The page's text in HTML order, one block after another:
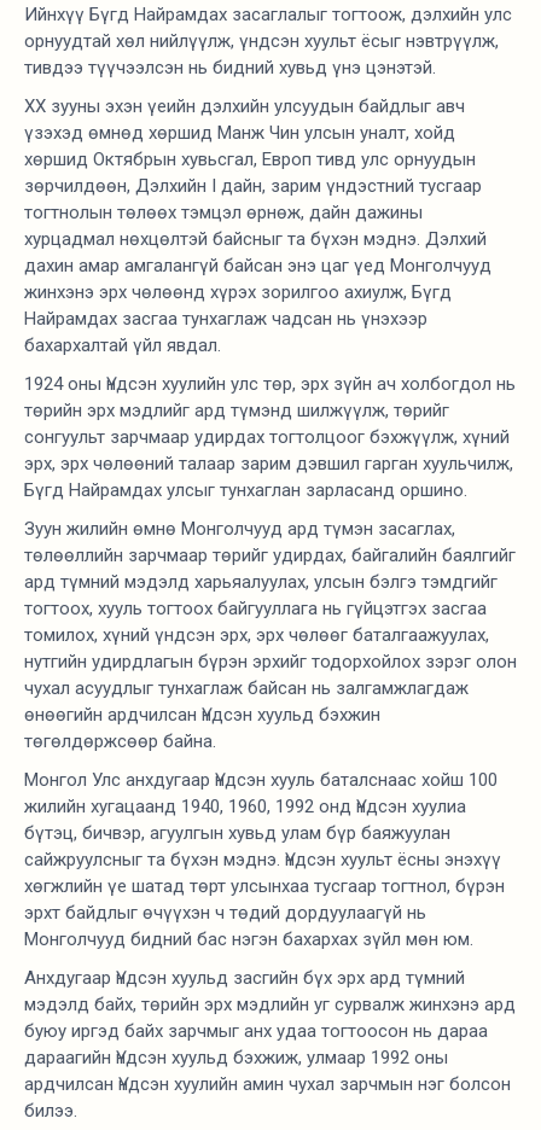
Ийнхүү Бүгд Найрамдах засаглалыг тогтоож, дэлхийн улс
орнуудтай хөл нийлүүлж, үндсэн хуульт ёсыг нэвтрүүлж,
тивдээ түүчээлсэн нь бидний хувьд үнэ цэнэтэй.
ХХ зууны эхэн үеийн дэлхийн улсуудын байдлыг авч
үзэхэд өмнөд хөршид Манж Чин улсын уналт, хойд
хөршид Октябрын хувьсгал, Европ тивд улс орнуудын
зөрчилдөөн, Дэлхийн I дайн, зарим үндэстний тусгаар
тогтнолын төлөөх тэмцэл өрнөж, дайн дажины
хурцадмал нөхцөлтэй байсныг та бүхэн мэднэ. Дэлхий
дахин амар амгалангүй байсан энэ цаг үед Монголчууд
жинхэнэ эрх чөлөөнд хүрэх зорилгоо ахиулж, Бүгд
Найрамдах засгаа тунхаглаж чадсан нь үнэхээр
бахархалтай үйл явдал.
1924 оны Үндсэн хуулийн улс төр, эрх зүйн ач холбогдол нь
төрийн эрх мэдлийг ард түмэнд шилжүүлж, төрийг
сонгуульт зарчмаар удирдах тогтолцоог бэхжүүлж, хүний
эрх, эрх чөлөөний талаар зарим дэвшил гарган хуульчилж,
Бүгд Найрамдах улсыг тунхаглан зарласанд оршино.
Зуун жилийн өмнө Монголчууд ард түмэн засаглах,
төлөөллийн зарчмаар төрийг удирдах, байгалийн баялгийг
ард түмний мэдэлд харьяалуулах, улсын бэлгэ тэмдгийг
тогтоох, хууль тогтоох байгууллага нь гүйцэтгэх засгаа
томилох, хүний үндсэн эрх, эрх чөлөөг баталгаажуулах,
нутгийн удирдлагын бүрэн эрхийг тодорхойлох зэрэг олон
чухал асуудлыг тунхаглаж байсан нь залгамжлагдаж
өнөөгийн ардчилсан Үндсэн хуульд бэхжин
төгөлдөржсөөр байна.
Монгол Улс анхдугаар Үндсэн хууль баталснаас хойш 100
жилийн хугацаанд 1940, 1960, 1992 онд Үндсэн хуулиа
бүтэц, бичвэр, агуулгын хувьд улам бүр баяжуулан
сайжруулсныг та бүхэн мэднэ. Үндсэн хуульт ёсны энэхүү
хөгжлийн үе шатад төрт улсынхаа тусгаар тогтнол, бүрэн
эрхт байдлыг өчүүхэн ч төдий дордуулаагүй нь
Монголчууд бидний бас нэгэн бахархах зүйл мөн юм.
Анхдугаар Үндсэн хуульд засгийн бүх эрх ард түмний
мэдэлд байх, төрийн эрх мэдлийн уг сурвалж жинхэнэ ард
буюу иргэд байх зарчмыг анх удаа тогтоосон нь дараа
дараагийн Үндсэн хуульд бэхжиж, улмаар 1992 оны
ардчилсан Үндсэн хуулийн амин чухал зарчмын нэг болсон
билээ.